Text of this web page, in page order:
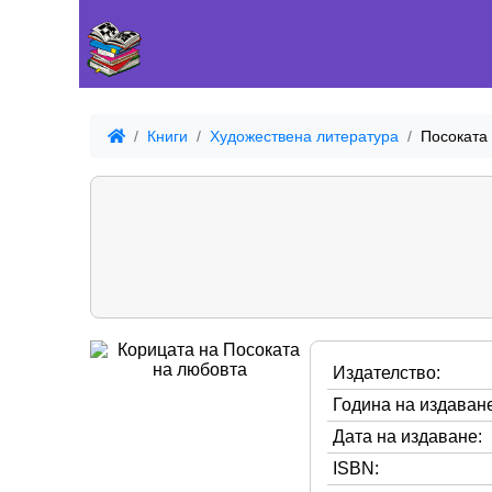
Книги Художествена литература
Издателство:
Година на
Дата на издаване:
ISBN: